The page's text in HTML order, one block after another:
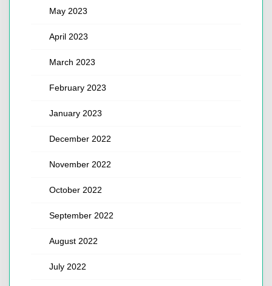
May 2023
April 2023
March 2023
February 2023
January 2023
December 2022
November 2022
October 2022
September 2022
August 2022
July 2022